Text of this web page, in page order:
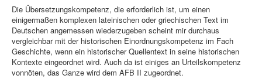
Die Übersetzungskompetenz, die erforderlich ist, um einen
einigermaßen komplexen lateinischen oder griechischen Text im
Deutschen angemessen wiederzugeben scheint mir durchaus
vergleichbar mit der historischen Einordnungskompetenz im Fach
Geschichte, wenn ein historischer Quellentext in seine historischen
Kontexte eingeordnet wird. Auch da ist einiges an Urteilskompetenz
vonnöten, das Ganze wird dem AFB II zugeordnet.